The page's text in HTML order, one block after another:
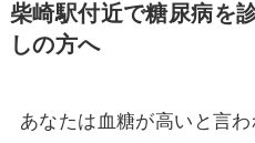
柴崎駅付近で糖尿病を
しの方へ
あなたは血糖が高いと言